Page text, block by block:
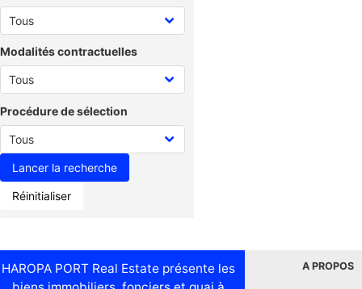
Modalités contractuelles
Procédure de sélection
Réinitialiser
HAROPA PORT Real Estate présente les
A PROPOS